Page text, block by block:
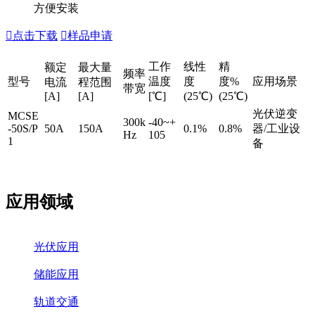
方便安装
 点击下载 样品申请
型号
额定
电流
[A]
最大量
程范围
[A]
频率
带宽
工作
温度
[℃]
线性
度
(25℃)
精
度%
(25℃)
应用场景
MCSE
-50S/P
1
50A 150A
300k
Hz
-40~+
105
0.1% 0.8%
光伏逆变
器/工业设
备
应用领域
光伏应用
储能应用
轨道交通